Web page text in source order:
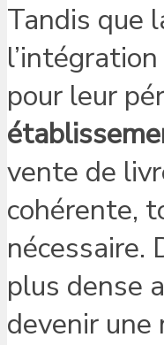
Tandis que
pour leur
vente de
cohérente,
nécessaire.
plus dense
devenir